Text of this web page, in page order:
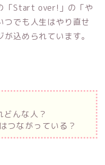
「Start over!」の「や
つでも人生はやり直せ
込められています。
んな人？
つながっている？